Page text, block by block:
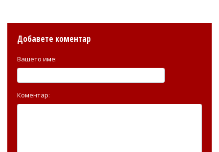
Добавете коментар
Вашето име:
Коментар: